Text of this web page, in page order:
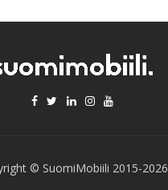
© SuomiMobiili 2015-2026